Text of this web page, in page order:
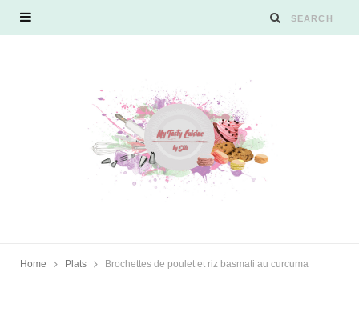
Home Plats Brochettes de poulet et riz basmati au curcuma